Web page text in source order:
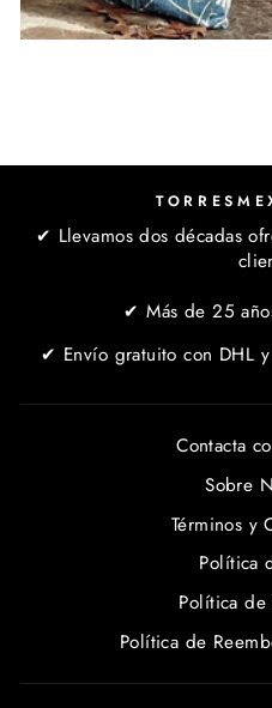
✔ Llevamos dos décadas
✔ Más de 25
✔ Envío gratuito con DHL
Contacta
Sobre
Términos y
Política
Política de
Política de